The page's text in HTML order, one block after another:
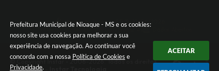
Prefeitura Municipal de Nioaque - MS e os cookies:
nosso site usa cookies para melhorar a sua
experiência de navegação. Ao continuar você
concorda com a nossa Política de Cookies e
Privacidade.
ACEITAR
Versão do Sistema:
3.5.3 - 19/06/2026
Portal atualizado em:
© Copyright Instar - 2006-2026. Todos os direitos
reservados -